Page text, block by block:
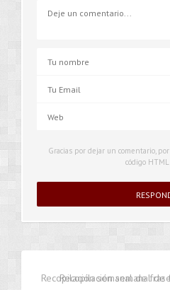
Gracias por dejar un comentario,
código
Recopilación semanal de
Recopilación semanal de